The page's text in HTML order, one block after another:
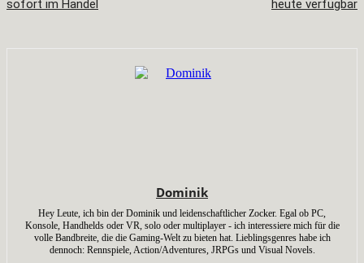
sofort im Handel
heute verfügbar
Dominik
Hey Leute, ich bin der Dominik und leidenschaftlicher Zocker. Egal ob PC,
Konsole, Handhelds oder VR, solo oder multiplayer - ich interessiere mich für die
volle Bandbreite, die die Gaming-Welt zu bieten hat. Lieblingsgenres habe ich
dennoch: Rennspiele, Action/Adventures, JRPGs und Visual Novels.